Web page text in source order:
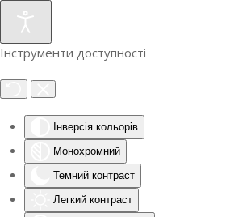
Інструменти доступності
Інверсія кольорів
Монохромний
Темний контраст
Легкий контраст